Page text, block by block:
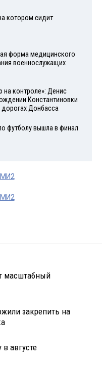
котором сидит
форма медицинского
военнослужащих
контроле»: Денис
Константиновки
дорогах Донбасса
футболу вышла в финал
масштабный
закрепить на
августе